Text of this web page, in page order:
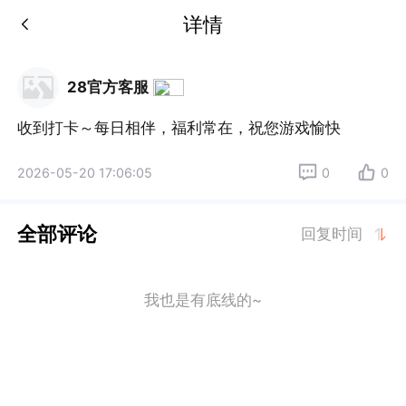
详情
28官方客服
收到打卡～每日相伴，福利常在，祝您游戏愉快
2026-05-20 17:06:05 0 0
全部评论 回复时间
我也是有底线的~